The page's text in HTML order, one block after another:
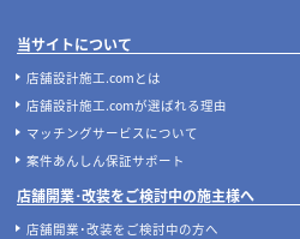
当サイトについて
店舗設計施工.comとは
店舗設計施工.comが選ばれる理由
マッチングサービスについて
案件あんしん保証サポート
店舗開業･改装をご検討中の施主様へ
店舗開業･改装をご検討中の方へ